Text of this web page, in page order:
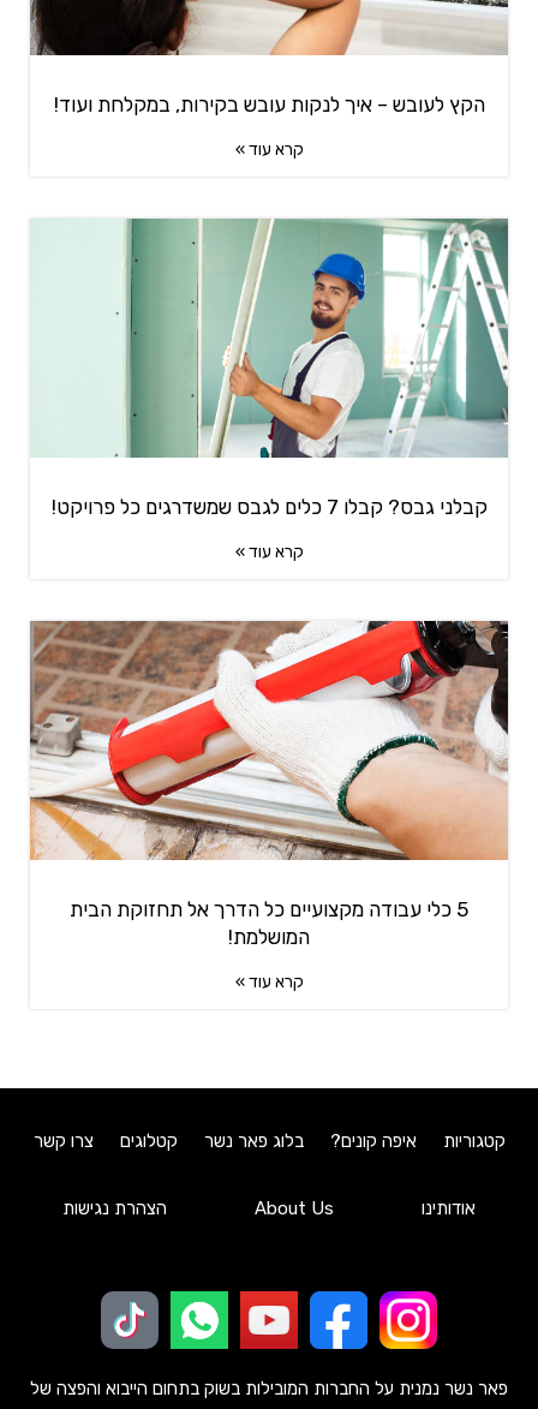
הקץ לעובש – איך לנקות עובש בקירות, במקלחת ועוד!
קרא עוד »
קבלני גבס? קבלו 7 כלים לגבס שמשדרגים כל פרויקט!
קרא עוד »
5 כלי עבודה מקצועיים כל הדרך אל תחזוקת הבית
המושלמת!
קרא עוד »
קטגוריות איפה קונים? בלוג פאר נשר קטלוגים צרו קשר
אודותינו About Us הצהרת נגישות
פאר נשר נמנית על החברות המובילות בשוק בתחום הייבוא והפצה של